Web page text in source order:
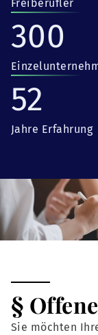
Freiberufler
300
52
Jahre Erfahrung
§
Sie möchten